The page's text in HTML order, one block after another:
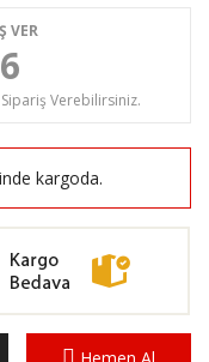
VER
Verebilirsiniz.
kargoda.